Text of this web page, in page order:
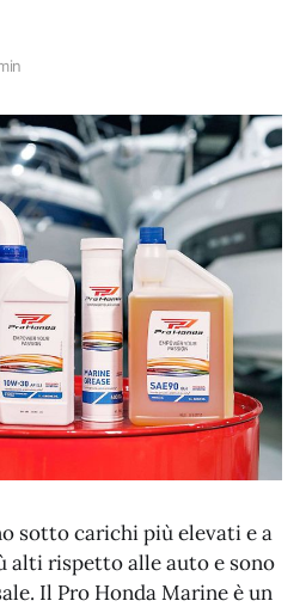
sotto carichi più elevati e a
alti rispetto alle auto e sono
Il Pro Honda Marine è un